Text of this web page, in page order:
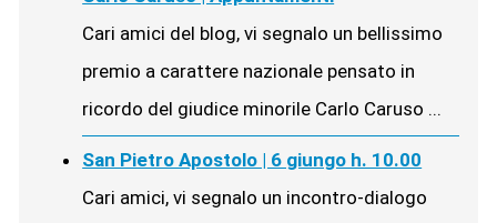
Cari amici del blog, vi segnalo un bellissimo
premio a carattere nazionale pensato in
ricordo del giudice minorile Carlo Caruso ...
San Pietro Apostolo | 6 giungo h. 10.00
Cari amici, vi segnalo un incontro-dialogo